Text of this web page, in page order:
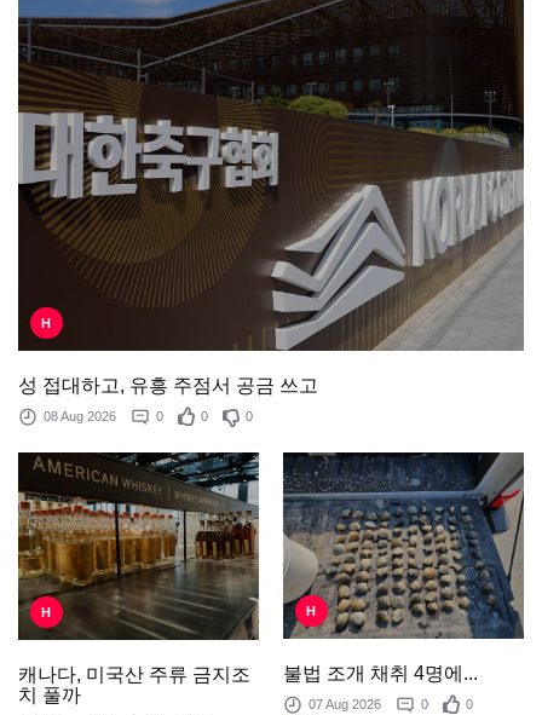
H
성 접대하고, 유흥 주점서 공금 쓰고
08 Aug 2026 0 0 0
H
캐나다, 미국산 주류 금지조
치 풀까
H
불법 조개 채취 4명에...
07 Aug 2026 0
0